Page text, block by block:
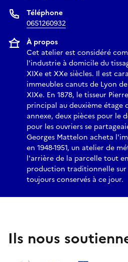
Téléphone
0651260932
À propos
Cet atelier est considéré
l'industrie à domicile du
XIXe et XXe siècles. Il est
immeubles canuts de Lyon
XIXe. En 1878, le tisseur
principal au deuxième étage
annexe, deux pièces pour le
pour les ouvriers se
Georges Mattelon acheta
en 1948-1951, un atelier de
l'arrière de la parcelle tout
production traditionnelle sur
toujours conservés à ce jour.
Ils nous